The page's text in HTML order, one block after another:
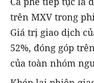
trên MXV trong
Giá trị giao dịch
52%, đóng góp
của toàn nhóm